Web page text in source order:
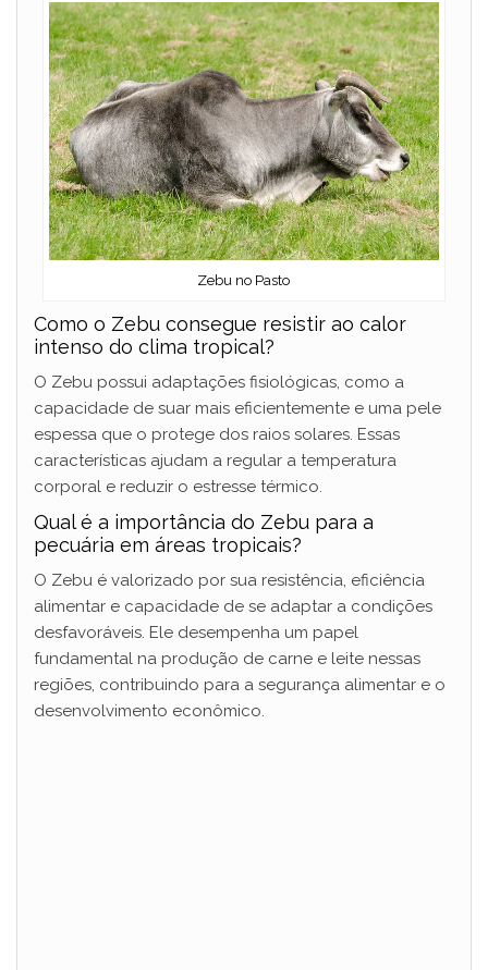
Zebu no Pasto
Como o Zebu consegue resistir ao calor
intenso do clima tropical?
O Zebu possui adaptações fisiológicas, como a
capacidade de suar mais eficientemente e uma pele
espessa que o protege dos raios solares. Essas
características ajudam a regular a temperatura
corporal e reduzir o estresse térmico.
Qual é a importância do Zebu para a
pecuária em áreas tropicais?
O Zebu é valorizado por sua resistência, eficiência
alimentar e capacidade de se adaptar a condições
desfavoráveis. Ele desempenha um papel
fundamental na produção de carne e leite nessas
regiões, contribuindo para a segurança alimentar e o
desenvolvimento econômico.